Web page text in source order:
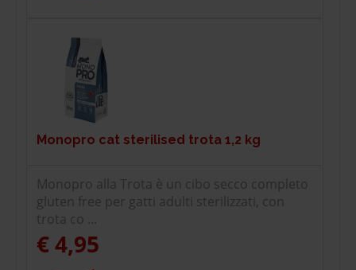
Monopro cat sterilised trota 1,2 kg
Monopro alla Trota è un cibo secco completo
gluten free per gatti adulti sterilizzati, con
trota co ...
€ 4,95